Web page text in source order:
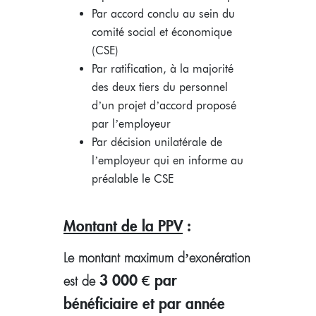
Par accord conclu au sein du
comité social et économique
(CSE)
Par ratification, à la majorité
des deux tiers du personnel
d’un projet d’accord proposé
par l’employeur
Par décision unilatérale de
l’employeur qui en informe au
préalable le CSE
Montant de la PPV:
Le montant maximum d’exonération
est de 3 000 € par
bénéficiaire et par année